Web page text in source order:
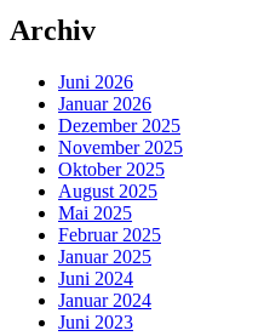
Archiv
Juni 2026
Januar 2026
Dezember 2025
November 2025
Oktober 2025
August 2025
Mai 2025
Februar 2025
Januar 2025
Juni 2024
Januar 2024
Juni 2023